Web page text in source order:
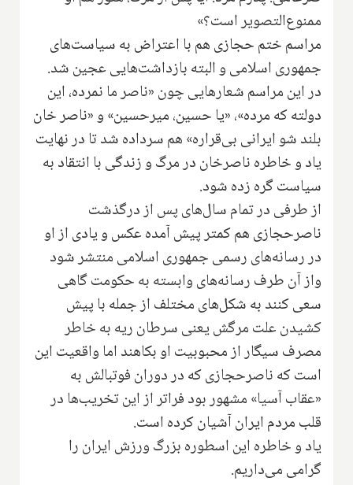
ممنوع‌التصویر است؟»
مراسم ختم حجازی هم با اعتراض به سیاست‌های
جمهوری اسلامی و البته بازداشت‌هایی عجین شد.
در این مراسم شعارهایی چون «ناصر ما نمرده، اين
دولته که مرده»، «یا حسین، میرحسین» و «ناصر خان
بلند شو ايرانی بی‌قراره» هم سرداده شد تا در نهایت
یاد و خاطره ناصرخان در مرگ و زندگی با انتقاد به
سیاست گره زده شود.
از طرفی در تمام سال‌های پس از درگذشت
ناصرحجازی هم کمتر پیش آمده عکس و یادی از او
در رسانه‌های رسمی جمهوری اسلامی منتشر شود
واز آن طرف رسانه‌های وابسته به حکومت گاهی
سعی کنند به شکل‌های مختلف از جمله با پیش
کشیدن علت مرگش یعنی سرطان ریه به خاطر
مصرف سیگار از محبوبیت او بکاهند اما واقعیت این
است که ناصرحجازی که در دوران فوتبالش به
«عقاب آسیا» مشهور بود فراتر از این تخریب‌ها در
قلب مردم ایران آشیان کرده است.
یاد و خاطره این اسطوره بزرگ ورزش ایران را
گرامی می‌داریم.